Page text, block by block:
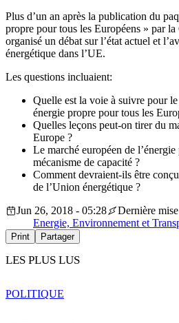
Plus d’un an après la publication du
propre pour tous les Européens » par
organisé un débat sur l’état actuel et
énergétique dans l’UE.
Les questions incluaient:
Quelle est la voie à suivre pour
énergie propre pour tous les
Quelles leçons peut-on tirer du
Europe ?
Le marché européen de
mécanisme de capacité ?
Comment devraient-ils être
de l’Union énergétique ?
Jun 26, 2018 - 05:28
Dernière
Energie, Environnement et
Print Partager
LES PLUS LUS
POLITIQUE